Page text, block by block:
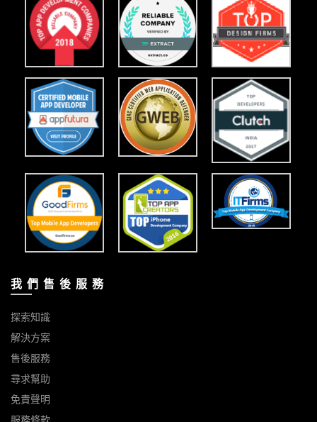
我 們 售 後 服 務
探索知識
解決方案
售後服務
尋求幫助
免責聲明